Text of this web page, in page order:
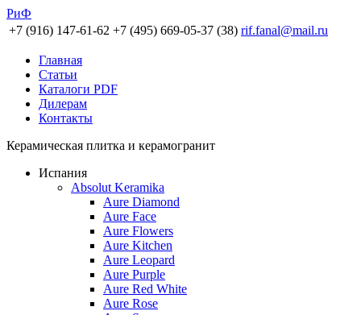
РиФ
+7 (916) 147-61-62 +7 (495) 669-05-37 (38) rif.fanal@mail.ru
Главная
Статьи
Каталоги PDF
Дилерам
Контакты
Керамическая плитка и керамогранит
Испания
Absolut Keramika
Aure Diamond
Aure Face
Aure Flowers
Aure Kitchen
Aure Leopard
Aure Purple
Aure Red White
Aure Rose